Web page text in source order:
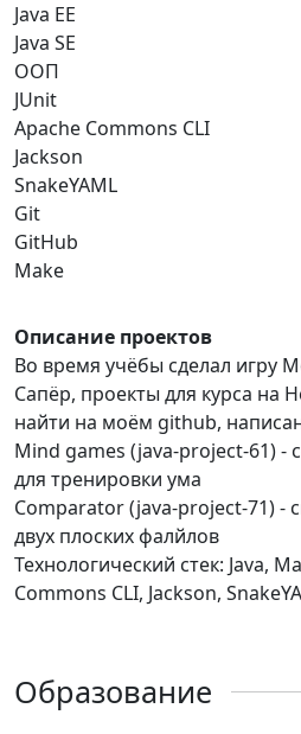
Java EE
Java SE
ООП
JUnit
Apache Commons CLI
Jackson
SnakeYAML
Git
GitHub
Make
Описание проектов
Во время учёбы сделал игру
Сапёр, проекты для курса на
найти на моём github,
Mind games (java-project-61) -
для тренировки ума
Comparator (java-project-71) -
двух плоских фалйлов
Технологический стек: Java,
Commons CLI, Jackson,
Образование